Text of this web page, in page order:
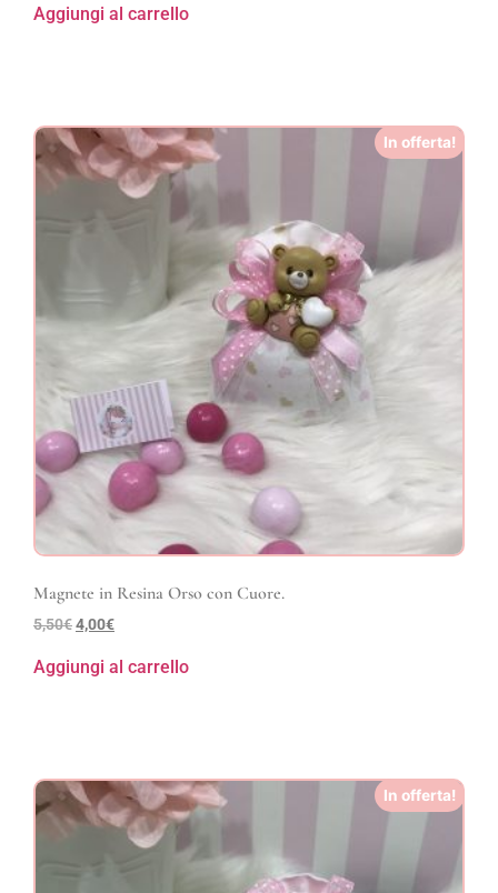
Aggiungi al carrello
In offerta!
Magnete in Resina Orso con Cuore.
5,50€4,00€
Aggiungi al carrello
In offerta!